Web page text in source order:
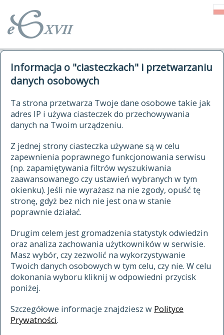
Informacja o "ciasteczkach" i przetwarzaniu
danych osobowych
Ta strona przetwarza Twoje dane osobowe takie jak
adres IP i używa ciasteczek do przechowywania
danych na Twoim urządzeniu.
Z jednej strony ciasteczka używane są w celu
zapewnienia poprawnego funkcjonowania serwisu
(np. zapamiętywania filtrów wyszukiwania
zaawansowanego czy ustawień wybranych w tym
okienku). Jeśli nie wyrażasz na nie zgody, opuść tę
stronę, gdyż bez nich nie jest ona w stanie
poprawnie działać.
Drugim celem jest gromadzenia statystyk odwiedzin
oraz analiza zachowania użytkowników w serwisie.
Masz wybór, czy zezwolić na wykorzystywanie
Twoich danych osobowych w tym celu, czy nie. W celu
dokonania wyboru kliknij w odpowiedni przycisk
poniżej.
Szczegółowe informacje znajdziesz w Polityce
Prywatności.
autorzy Słownika
historia
publikacje
źródła
autorzy tekstów źródłowych
zasady opracowania
statystyki
najnowsze hasła
ostatnio zmodyfikowane hasła
materiały archiwalne
cytowanie
kontakt
kwerendy
jak cytować Słownik
ELEKTRONICZNY SŁOWNIK
JĘZYKA POLSKIEGO
XVII I XVIII WIEKU
znajdź hasła
zaczynające się od